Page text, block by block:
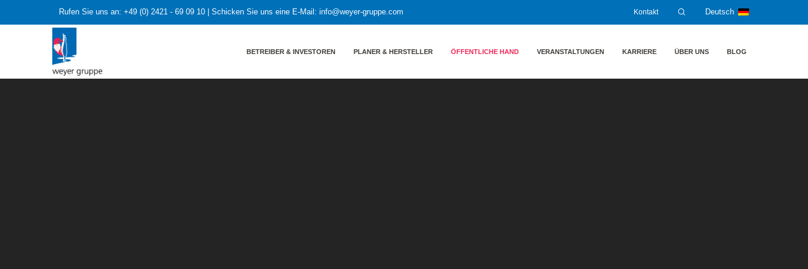
Rufen Sie uns an: +49 (0) 2421 - 69 09 10 | Schicken Sie uns eine E-Mail: info@weyer-gruppe.com Kontakt Deutsch
BETREIBER & INVESTOREN PLANER & HERSTELLER ÖFFENTLICHE HAND VERANSTALTUNGEN KARRIERE ÜBER UNS BLOG